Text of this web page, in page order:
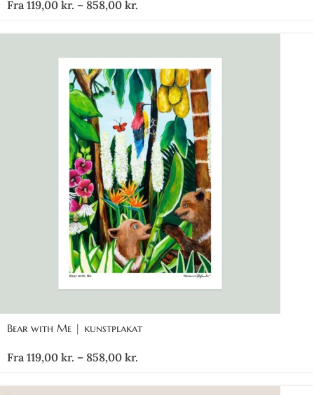
Fra 119,00 kr. – 858,00 kr.
Bear with Me | kunstplakat
Fra 119,00 kr. – 858,00 kr.